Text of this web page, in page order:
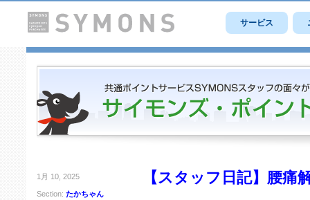
サービス
1月 10, 2025
Section: たかちゃん
【スタッフ日記】腰痛